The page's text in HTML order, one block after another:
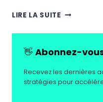
LIRE LA SUITE LES
ÉTAPES
SUIVRE
UN
SITE
👋 Abonnez-
Recevez les dernières
stratégies pour